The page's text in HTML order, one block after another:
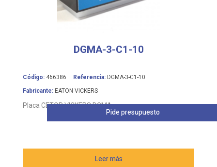
DGMA-3-C1-10
Código: 466386 Referencia: DGMA-3-C1-10
Fabricante: EATON VICKERS
Placa CETOP VICKERS DGMA
Leer más
Pide presupuesto